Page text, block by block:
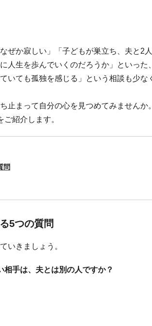
ぜか寂しい」「子どもが巣立ち、夫と2
人生を歩んでいくのだろうか」といった
いても孤独を感じる」という相談も少な
止まって自分の心を見つめてみませんか
紹介します。
問
5つの質問
いきましょう。
相手は、夫とは別の人ですか？